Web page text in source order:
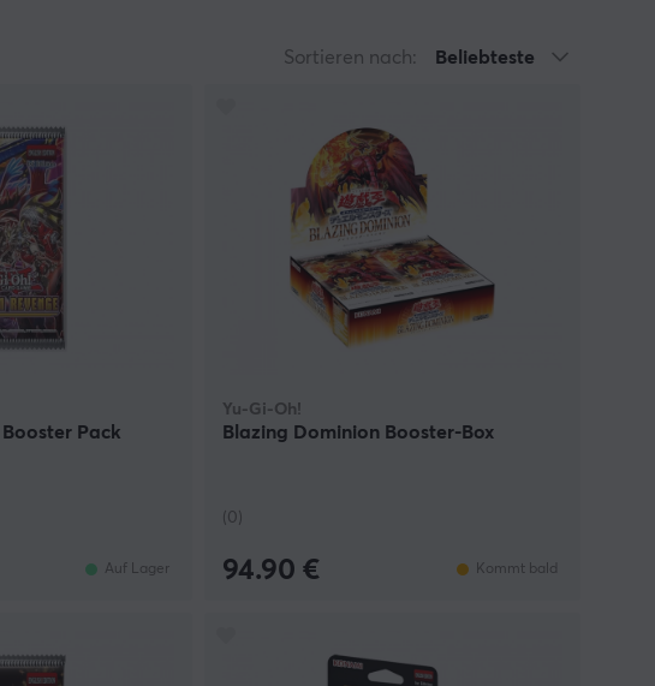
Sortieren nach: Beliebteste
Pack
Auf Lager
Yu-Gi-Oh!
Blazing Dominion Booster-Box
(0)
94.90 € Kommt bald